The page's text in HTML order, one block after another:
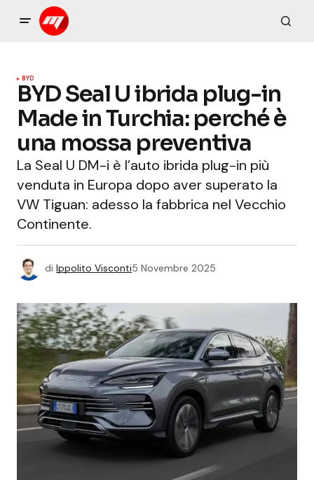
BYD
BYD Seal U ibrida plug-in
Made in Turchia: perché è
una mossa preventiva
La Seal U DM-i è l’auto ibrida plug-in più
venduta in Europa dopo aver superato la
VW Tiguan: adesso la fabbrica nel Vecchio
Continente.
di Ippolito Visconti5 Novembre 2025